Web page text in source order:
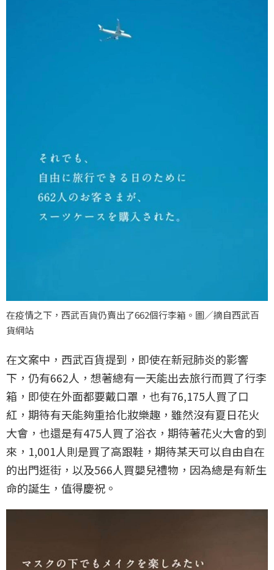
在疫情之下，西武百貨仍賣出了662個行李箱。圖／摘自西武百
貨網站
在文案中，西武百貨提到，即使在新冠肺炎的影響
下，仍有662人，想著總有一天能出去旅行而買了行李
箱，即使在外面都要戴口罩，也有76,175人買了口
紅，期待有天能夠重拾化妝樂趣，雖然沒有夏日花火
大會，也還是有475人買了浴衣，期待著花火大會的到
來，1,001人則是買了高跟鞋，期待某天可以自由自在
的出門逛街，以及566人買嬰兒禮物，因為總是有新生
命的誕生，值得慶祝。